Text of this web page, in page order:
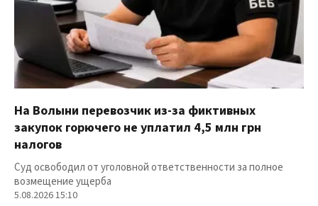
На Волыни перевозчик из-за фиктивных
закупок горючего не уплатил 4,5 млн грн
налогов
Суд освободил от уголовной ответственности за полное
возмещение ущерба
5.08.2026 15:10